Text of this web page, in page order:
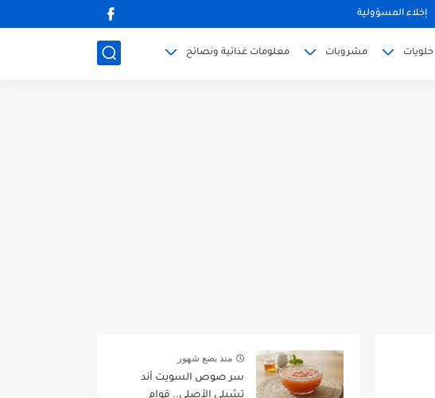
إخلاء المسؤولية
حلويات مشروبات معلومات غذائية ونصائح
منذ بضع شهور
سر صوص السويت أند
تشيلي الأصلي.. قوام